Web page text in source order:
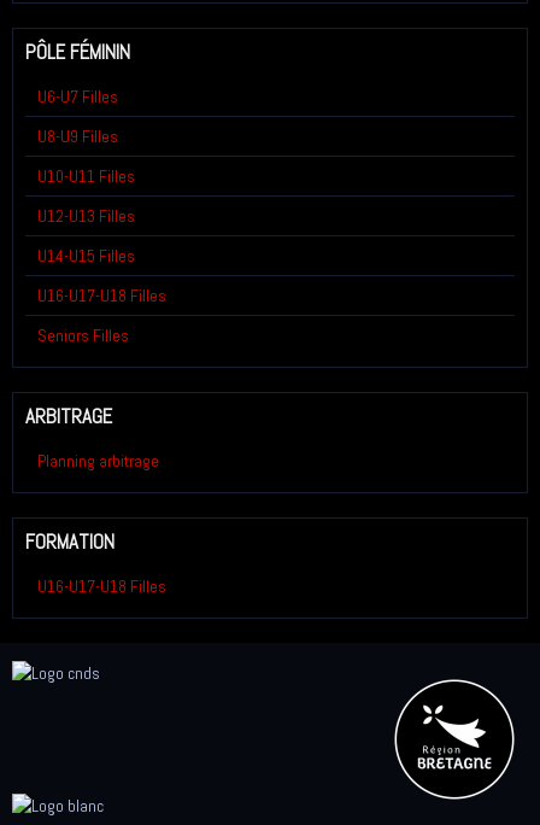
PÔLE FÉMININ
U6-U7 Filles
U8-U9 Filles
U10-U11 Filles
U12-U13 Filles
U14-U15 Filles
U16-U17-U18 Filles
Seniors Filles
ARBITRAGE
Planning arbitrage
FORMATION
U16-U17-U18 Filles